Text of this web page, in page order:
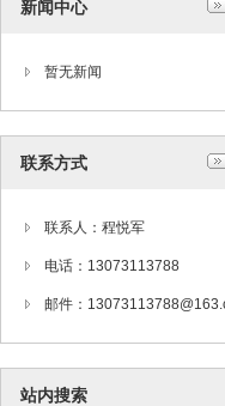
新闻中心
暂无新闻
联系方式
联系人：程悦军
电话：13073113788
邮件：
站内搜索